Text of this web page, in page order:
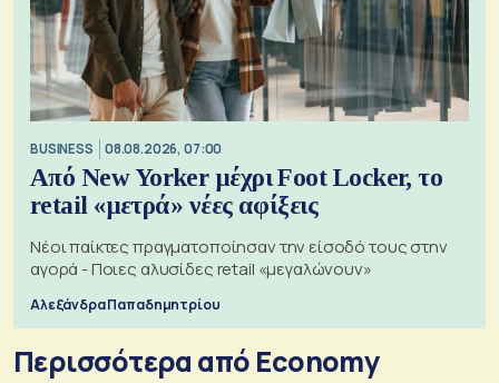
BUSINESS 08.08.2026, 07:00
Από New Yorker μέχρι Foot Locker, το
retail «μετρά» νέες αφίξεις
Νέοι παίκτες πραγματοποίησαν την είσοδό τους στην
αγορά - Ποιες αλυσίδες retail «μεγαλώνουν»
Αλεξάνδρα Παπαδημητρίου
Περισσότερα από Economy